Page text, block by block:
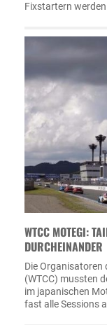
Fixstartern
WTCC MOTEGI:
DURCHEINANDER
Die Organisatoren
(WTCC) mussten
im japanischen
fast alle Sessions